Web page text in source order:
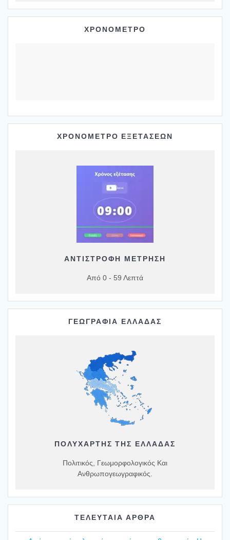
ΧΡΟΝΟΜΕΤΡΟ
ΧΡΟΝΟΜΕΤΡΟ ΕΞΕΤΑΣΕΩΝ
ΑΝΤΙΣΤΡΟΦΗ ΜΕΤΡΗΣΗ
Από 0 - 59 Λεπτά
ΓΕΩΓΡΑΦΙΑ ΕΛΛΑΔΑΣ
ΠΟΛΥΧΆΡΤΗΣ ΤΗΣ ΕΛΛΆΔΑΣ
Πολιτικός, Γεωμορφολογικός Και
Ανθρωπογεωγραφικός.
ΤΕΛΕΥΤΑΙΑ ΑΡΘΡΑ